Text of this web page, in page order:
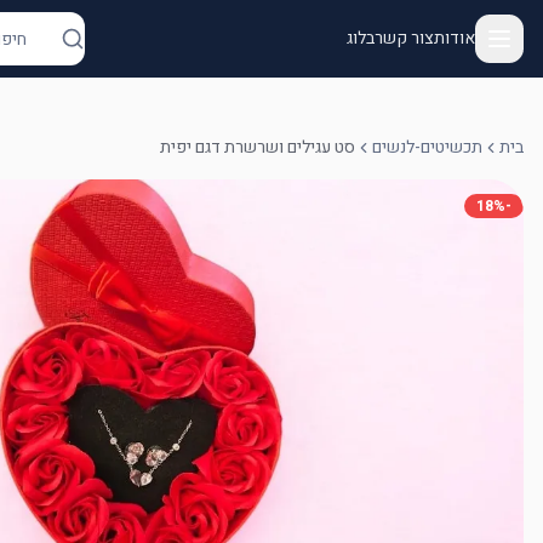
אודותצור קשרבלוג
בית תכשיטים-לנשים סט עגילים ושרשרת דגם יפית
-
18%